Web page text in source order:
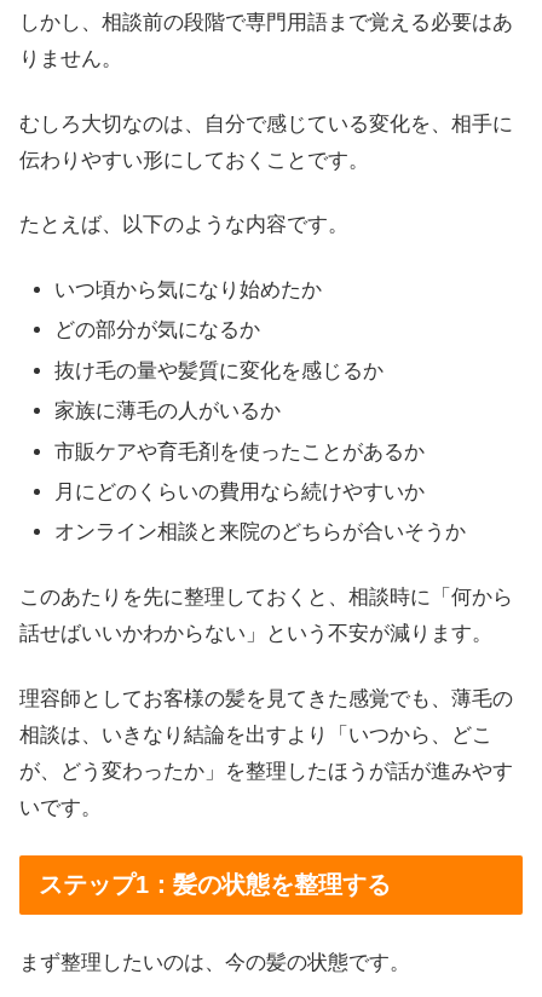
しかし、相談前の段階で専門用語まで覚える必要はあ
りません。
むしろ大切なのは、自分で感じている変化を、相手に
伝わりやすい形にしておくことです。
たとえば、以下のような内容です。
いつ頃から気になり始めたか
どの部分が気になるか
抜け毛の量や髪質に変化を感じるか
家族に薄毛の人がいるか
市販ケアや育毛剤を使ったことがあるか
月にどのくらいの費用なら続けやすいか
オンライン相談と来院のどちらが合いそうか
このあたりを先に整理しておくと、相談時に「何から
話せばいいかわからない」という不安が減ります。
理容師としてお客様の髪を見てきた感覚でも、薄毛の
相談は、いきなり結論を出すより「いつから、どこ
が、どう変わったか」を整理したほうが話が進みやす
いです。
ステップ1：髪の状態を整理する
まず整理したいのは、今の髪の状態です。